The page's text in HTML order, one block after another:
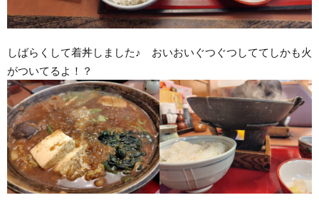
しばらくして着丼しました♪ おいおいぐつぐつしててしかも火
がついてるよ！？